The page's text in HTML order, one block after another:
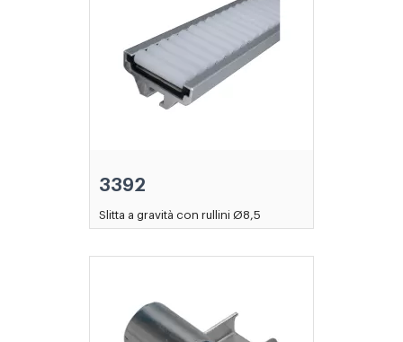
3392
Slitta a gravità con rullini Ø8,5